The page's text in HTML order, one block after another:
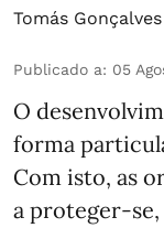
Tomás
Publicado a: 05
O
forma
Com isto, as
a proteger-se,